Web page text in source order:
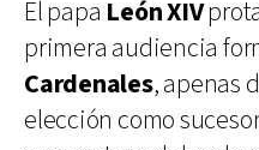
El papa León XIV
primera audiencia
Cardenales, apenas
elección como